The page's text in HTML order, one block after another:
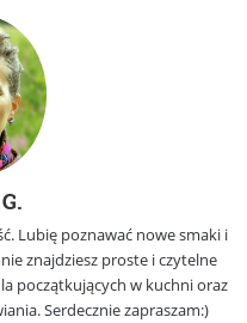
Lubię poznawać nowe smaki i
znajdziesz proste i czytelne
początkujących w kuchni oraz
Serdecznie zapraszam:)